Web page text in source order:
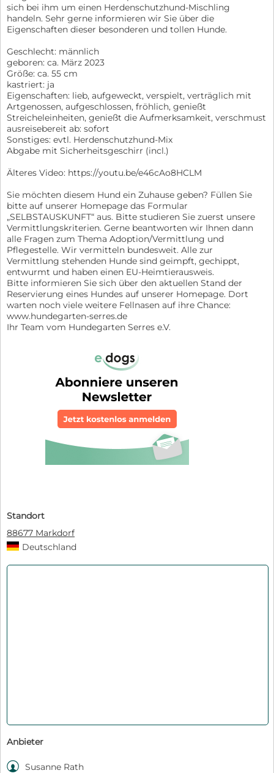
sich bei ihm um einen Herdenschutzhund-Mischling
handeln. Sehr gerne informieren wir Sie über die
Eigenschaften dieser besonderen und tollen Hunde.
Geschlecht: männlich
geboren: ca. März 2023
Größe: ca. 55 cm
kastriert: ja
Eigenschaften: lieb, aufgeweckt, verspielt, verträglich mit
Artgenossen, aufgeschlossen, fröhlich, genießt
Streicheleinheiten, genießt die Aufmerksamkeit, verschmust
ausreisebereit ab: sofort
Sonstiges: evtl. Herdenschutzhund-Mix
Abgabe mit Sicherheitsgeschirr (incl.)
Älteres Video: https://youtu.be/e46cAo8HCLM
Sie möchten diesem Hund ein Zuhause geben? Füllen Sie
bitte auf unserer Homepage das Formular
„SELBSTAUSKUNFT“ aus. Bitte studieren Sie zuerst unsere
Vermittlungskriterien. Gerne beantworten wir Ihnen dann
alle Fragen zum Thema Adoption/Vermittlung und
Pflegestelle. Wir vermitteln bundesweit. Alle zur
Vermittlung stehenden Hunde sind geimpft, gechippt,
entwurmt und haben einen EU-Heimtierausweis.
Bitte informieren Sie sich über den aktuellen Stand der
Reservierung eines Hundes auf unserer Homepage. Dort
warten noch viele weitere Fellnasen auf ihre Chance:
www.hundegarten-serres.de
Ihr Team vom Hundegarten Serres e.V.
Standort
88677 Markdorf
Deutschland
Anbieter
 Susanne Rath